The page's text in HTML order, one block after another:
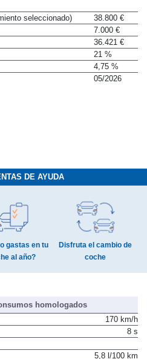
seleccionado)
38.800 €
7.000 €
36.421 €
21 %
4,75 %
DE AYUDA
gastas en tu
Disfruta el cambio de
homologados
170 km/h